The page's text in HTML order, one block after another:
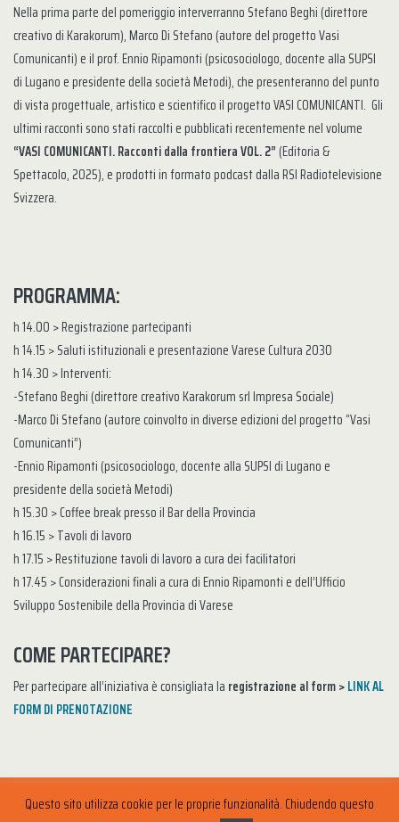
Nella prima parte del pomeriggio interverranno Stefano Beghi (direttore
creativo di Karakorum), Marco Di Stefano (autore del progetto Vasi
Comunicanti) e il prof. Ennio Ripamonti (psicosociologo, docente alla SUPSI
di Lugano e presidente della società Metodi), che presenteranno del punto
di vista progettuale, artistico e scientifico il progetto VASI COMUNICANTI. Gli
ultimi racconti sono stati raccolti e pubblicati recentemente nel volume
“VASI COMUNICANTI. Racconti dalla frontiera VOL. 2” (Editoria &
Spettacolo, 2025), e prodotti in formato podcast dalla RSI Radiotelevisione
Svizzera.
PROGRAMMA:
h 14.00 > Registrazione partecipanti
h 14.15 > Saluti istituzionali e presentazione Varese Cultura 2030
h 14.30 > Interventi:
-Stefano Beghi (direttore creativo Karakorum srl Impresa Sociale)
-Marco Di Stefano (autore coinvolto in diverse edizioni del progetto “Vasi
Comunicanti”)
-Ennio Ripamonti (psicosociologo, docente alla SUPSI di Lugano e
presidente della società Metodi)
h 15.30 > Coffee break presso il Bar della Provincia
h 16.15 > Tavoli di lavoro
h 17.15 > Restituzione tavoli di lavoro a cura dei facilitatori
h 17.45 > Considerazioni finali a cura di Ennio Ripamonti e dell’Ufficio
Sviluppo Sostenibile della Provincia di Varese
COME PARTECIPARE?
Per partecipare all’iniziativa è consigliata la registrazione al form >LINK AL
FORM DI PRENOTAZIONE
Questo sito utilizza cookie per le proprie funzionalità. Chiudendo questo